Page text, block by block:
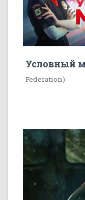
Условный
Federation)